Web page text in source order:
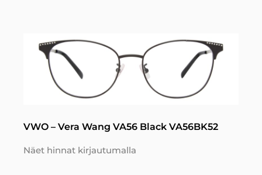
VWO – Vera Wang VA56 Black VA56BK52
Näet hinnat kirjautumalla